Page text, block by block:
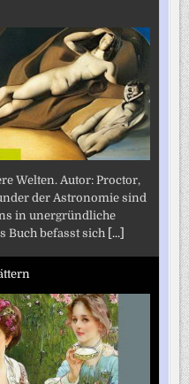
Welten. Autor: Proctor,
der Astronomie sind
in unergründliche
Buch befasst sich [...]